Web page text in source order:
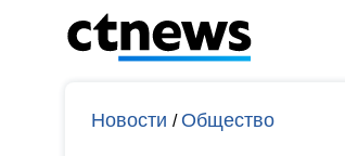
Новости /Общество